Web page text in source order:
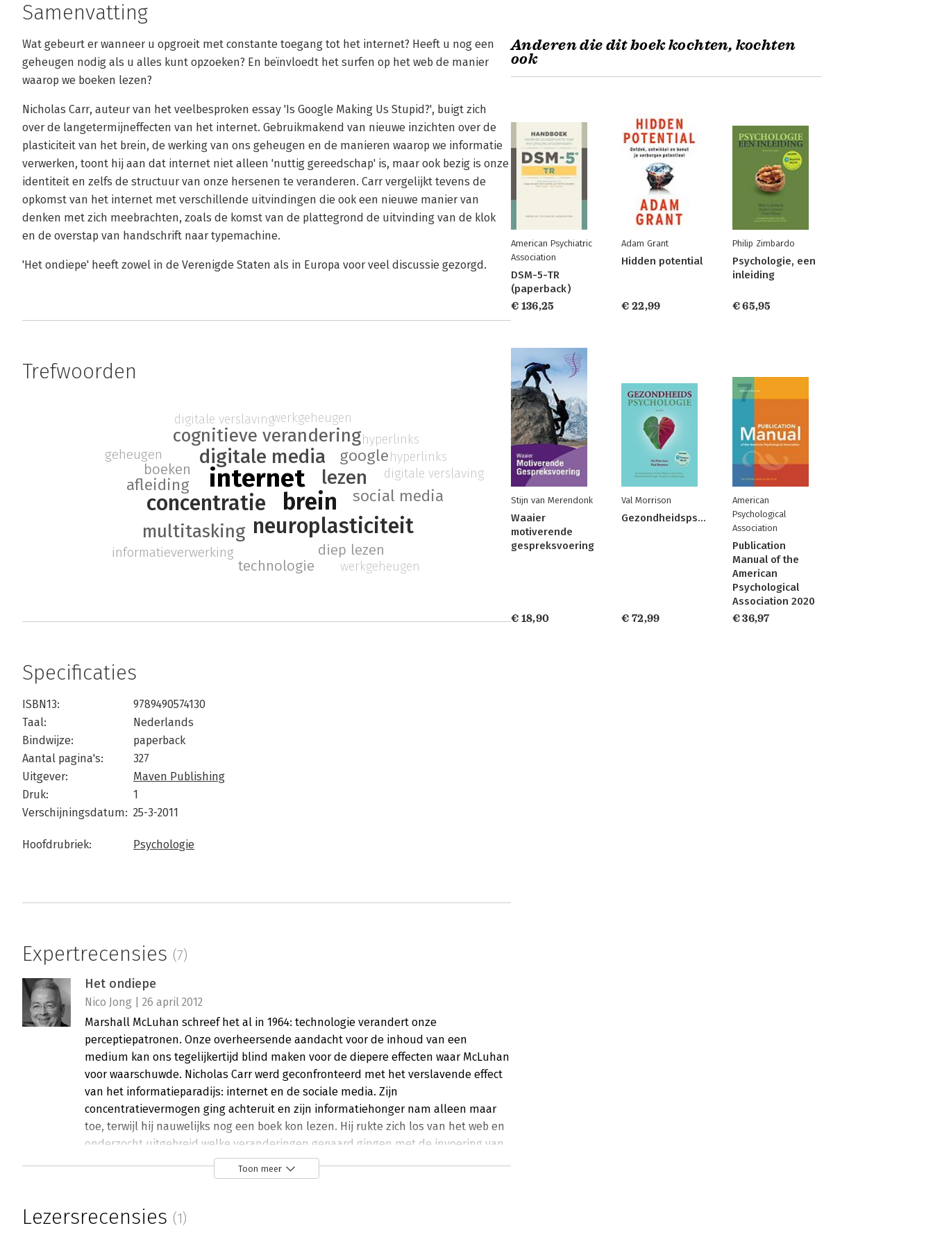
Samenvatting
Wat gebeurt er wanneer u opgroeit met constante toegang tot het internet? Heeft u nog een
geheugen nodig als u alles kunt opzoeken? En beïnvloedt het surfen op het web de manier
waarop we boeken lezen?
Nicholas Carr, auteur van het veelbesproken essay 'Is Google Making Us Stupid?', buigt zich
over de langetermijneffecten van het internet. Gebruikmakend van nieuwe inzichten over de
plasticiteit van het brein, de werking van ons geheugen en de manieren waarop we informatie
verwerken, toont hij aan dat internet niet alleen 'nuttig gereedschap' is, maar ook bezig is onze
identiteit en zelfs de structuur van onze hersenen te veranderen. Carr vergelijkt tevens de
opkomst van het internet met verschillende uitvindingen die ook een nieuwe manier van
denken met zich meebrachten, zoals de komst van de plattegrond de uitvinding van de klok
en de overstap van handschrift naar typemachine.
'Het ondiepe' heeft zowel in de Verenigde Staten als in Europa voor veel discussie gezorgd.
Trefwoorden
internet
brein
neuroplasticiteit
concentratie
digitale media
lezen
cognitieve verandering
multitasking
afleiding
social media
google
boeken
diep lezen
technologie
informatieverwerking
geheugen
digitale verslavingwerkgeheugen
hyperlinks
digitale verslaving
werkgeheugen
hyperlinks
Specificaties
ISBN13:
9789490574130
Taal:
Nederlands
Bindwijze:
paperback
Aantal pagina's:
327
Uitgever:
Maven Publishing
Druk:
1
Verschijningsdatum: 25-3-2011
Hoofdrubriek: Psychologie
Expertrecensies (7)
Het ondiepe
Nico Jong | 26 april 2012
Marshall McLuhan schreef het al in 1964: technologie verandert onze
perceptiepatronen. Onze overheersende aandacht voor de inhoud van een
medium kan ons tegelijkertijd blind maken voor de diepere effecten waar McLuhan
voor waarschuwde. Nicholas Carr werd geconfronteerd met het verslavende effect
van het informatieparadijs: internet en de sociale media. Zijn
concentratievermogen ging achteruit en zijn informatiehonger nam alleen maar
toe, terwijl hij nauwelijks nog een boek kon lezen. Hij rukte zich los van het web en
onderzocht uitgebreid welke veranderingen gepaard gingen met de invoering van
nieuwe technologieën en vooral wat internet doet met onze hersenen. Media
leveren voedsel voor onze gedachten, maar zij beïnvloeden ook ons denkproces en
Lees verder
Toon meer
Lezersrecensies (1)
Anderen die dit boek kochten, kochten
ook
American Psychiatric
Association
DSM-5-TR
(paperback)
€ 136,25
Adam Grant
Hidden potential
€ 22,99
Philip Zimbardo
Psychologie, een
inleiding
€ 65,95
Stijn van Merendonk
Waaier
motiverende
gespreksvoering
€ 18,90
Val Morrison
Gezondheidspsychologie
€ 72,99
American
Psychological
Association
Publication
Manual of the
American
Psychological
Association 2020
€ 36,97